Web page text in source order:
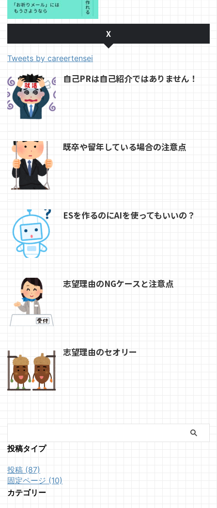
X
Tweets by careertensei
自己PRは自己紹介ではありません！
既卒や留年している場合の注意点
ESを作るのにAIを使ってもいいの？
志望理由のNGケースと注意点
志望理由のセオリー
投稿タイプ
投稿 (87)
固定ページ (10)
カテゴリー